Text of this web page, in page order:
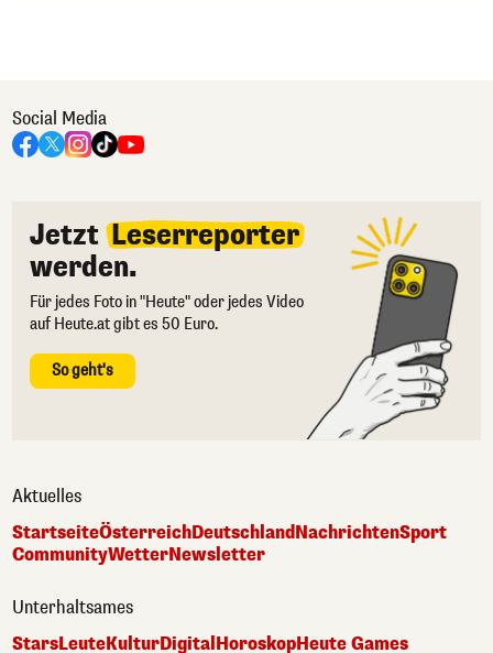
Social Media
Jetzt Leserreporter
werden.
Für jedes Foto in "Heute" oder jedes Video
auf Heute.at gibt es 50 Euro.
So geht's
Aktuelles
StartseiteÖsterreichDeutschlandNachrichtenSport
CommunityWetterNewsletter
Unterhaltsames
StarsLeuteKulturDigital HoroskopHeute Games